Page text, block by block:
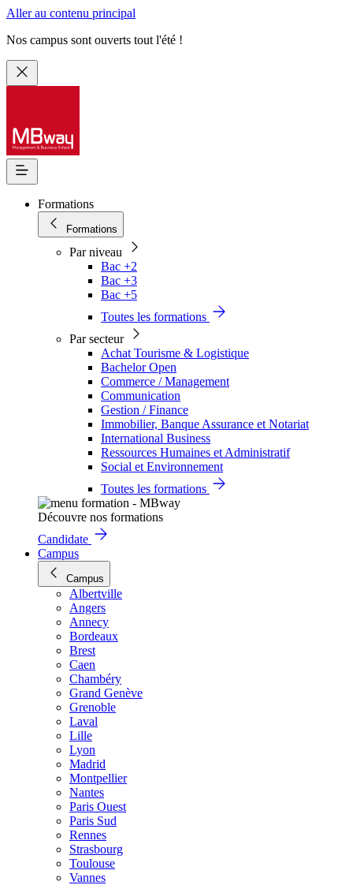
Aller au contenu principal
Nos campus sont ouverts tout l'été !
Formations
Formations
Par niveau
Bac +2
Bac +3
Bac +5
Toutes les formations
Par secteur
Achat Tourisme & Logistique
Bachelor Open
Commerce / Management
Communication
Gestion / Finance
Immobilier, Banque Assurance et Notariat
International Business
Ressources Humaines et Administratif
Social et Environnement
Toutes les formations
Découvre nos formations
Candidate
Campus
Campus
Albertville
Angers
Annecy
Bordeaux
Brest
Caen
Chambéry
Grand Genève
Grenoble
Laval
Lille
Lyon
Madrid
Montpellier
Nantes
Paris Ouest
Paris Sud
Rennes
Strasbourg
Toulouse
Vannes